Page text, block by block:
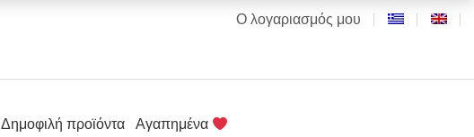
Ο λογαριασμός μου
Δημοφιλή προϊόντα Αγαπημένα